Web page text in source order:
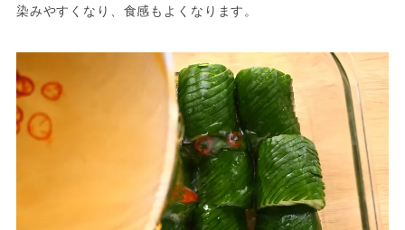
染みやすくなり、食感もよくなります。